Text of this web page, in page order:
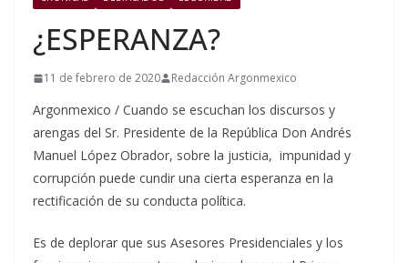
¿ESPERANZA?
11 de febrero de 2020 Redacción Argonmexico
Argonmexico / Cuando se escuchan los discursos y
arengas del Sr. Presidente de la República Don Andrés
Manuel López Obrador, sobre la justicia, impunidad y
corrupción puede cundir una cierta esperanza en la
rectificación de su conducta política.
Es de deplorar que sus Asesores Presidenciales y los